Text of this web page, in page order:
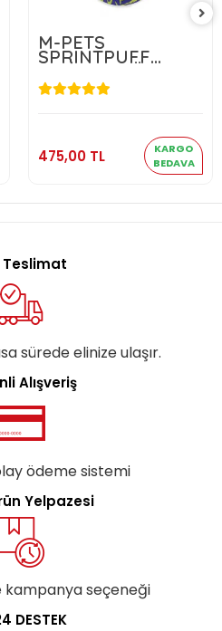
M-PETS
SPRINTPUFF
FRISBEE KÖPEK
OYUNCAĞI
GREEN/PURPLE
475,00 TL
KARGO
BEDAVA
475,00 TL
Sepete Ekle
Teslimat
sürede elinize ulaşır.
Alışveriş
ödeme sistemi
Yelpazesi
kampanya seçeneği
DESTEK